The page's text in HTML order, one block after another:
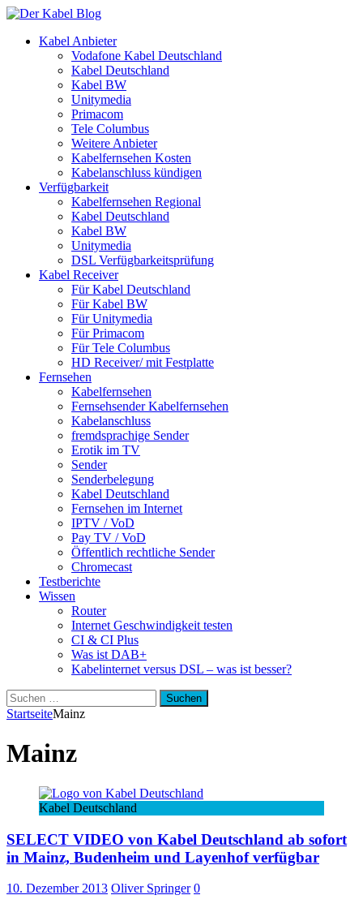
Kabel Anbieter
Vodafone Kabel Deutschland
Kabel Deutschland
Kabel BW
Unitymedia
Primacom
Tele Columbus
Weitere Anbieter
Kabelfernsehen Kosten
Kabelanschluss kündigen
Verfügbarkeit
Kabelfernsehen Regional
Kabel Deutschland
Kabel BW
Unitymedia
DSL Verfügbarkeitsprüfung
Kabel Receiver
Für Kabel Deutschland
Für Kabel BW
Für Unitymedia
Für Primacom
Für Tele Columbus
HD Receiver/ mit Festplatte
Fernsehen
Kabelfernsehen
Fernsehsender Kabelfernsehen
Kabelanschluss
fremdsprachige Sender
Erotik im TV
Sender
Senderbelegung
Kabel Deutschland
Fernsehen im Internet
IPTV / VoD
Pay TV / VoD
Öffentlich rechtliche Sender
Chromecast
Testberichte
Wissen
Router
Internet Geschwindigkeit testen
CI & CI Plus
Was ist DAB+
Kabelinternet versus DSL – was ist besser?
Suchen
nach:
StartseiteMainz
Mainz
Kabel Deutschland
SELECT VIDEO von Kabel Deutschland ab sofort
in Mainz, Budenheim und Layenhof verfügbar
10. Dezember 2013 Oliver Springer 0